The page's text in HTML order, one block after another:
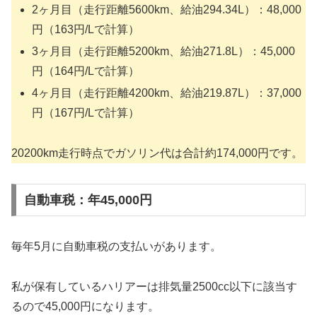
2ヶ月目（走行距離5600km、給油294.34L）：48,000
円（163円/Lで計算）
3ヶ月目（走行距離5200km、給油271.8L）：45,000
円（164円/Lで計算）
4ヶ月目（走行距離4200km、給油219.87L）：37,000
円（167円/Lで計算）
20200km走行時点でガソリン代は合計約174,000円です。
自動車税：年45,000円
毎年5月に自動車税の支払いがあります。
私が保有しているハリアーは排気量2500cc以下に該当す
るので45,000円になります。